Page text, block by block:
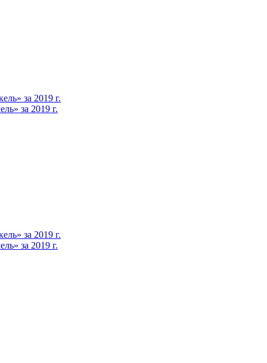
за 2019 г.
за 2019 г.
за 2019 г.
за 2019 г.